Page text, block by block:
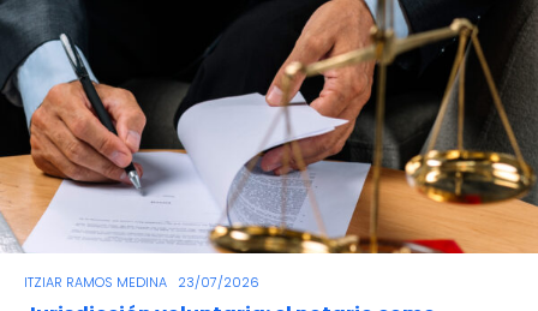
ITZIAR RAMOS MEDINA 23/07/2026